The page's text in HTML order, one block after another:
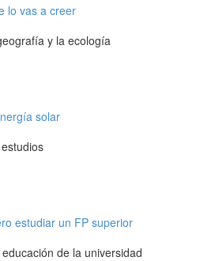
lo vas a creer
y la ecología
solar
estudiar un FP superior
de la universidad